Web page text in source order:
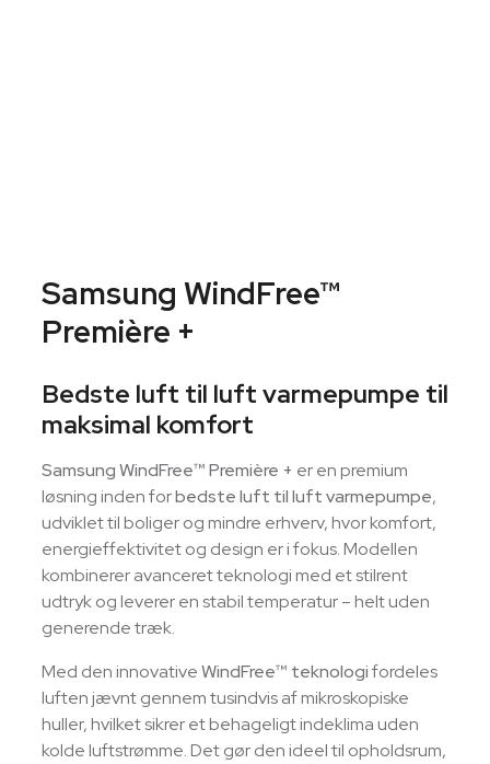
Samsung WindFree™
Première +
Bedste luft til luft varmepumpe til
maksimal komfort
Samsung WindFree™ Première + er en premium
løsning inden forbedste luft til luft varmepumpe,
udviklet til boliger og mindre erhverv, hvor komfort,
energieffektivitet og design er i fokus. Modellen
kombinerer avanceret teknologi med et stilrent
udtryk og leverer en stabil temperatur – helt uden
generende træk.
Med den innovativeWindFree™ teknologifordeles
luften jævnt gennem tusindvis af mikroskopiske
huller, hvilket sikrer et behageligt indeklima uden
kolde luftstrømme. Det gør den ideel til opholdsrum,